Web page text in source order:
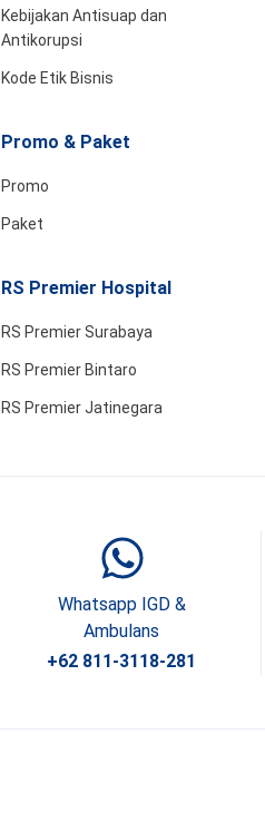
Kebijakan Antisuap dan
Antikorupsi
Kode Etik Bisnis
Promo & Paket
Promo
Paket
RS Premier Hospital
RS Premier Surabaya
RS Premier Bintaro
RS Premier Jatinegara
Whatsapp IGD &
Ambulans
+62 811-3118-281